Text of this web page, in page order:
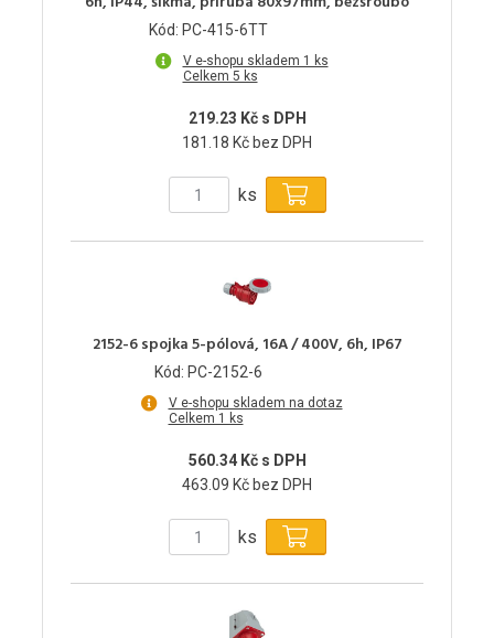
Kód: PC-415-6TT
V e-shopu skladem 1 ks
Celkem 5 ks
219.23 Kč s DPH
181.18 Kč bez DPH
ks
2152-6 spojka 5-pólová, 16A / 400V, 6h, IP67
Kód: PC-2152-6
V e-shopu skladem na dotaz
Celkem 1 ks
560.34 Kč s DPH
463.09 Kč bez DPH
ks